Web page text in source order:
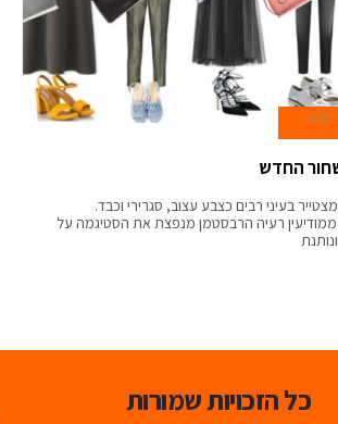
החדש
בעיני רבים כצבע עצוב, סגרירי וכבד.
ממודיעין רעיה הרבסטמן מנפצת את הסטיגמה על
כל הזכויות שמורות